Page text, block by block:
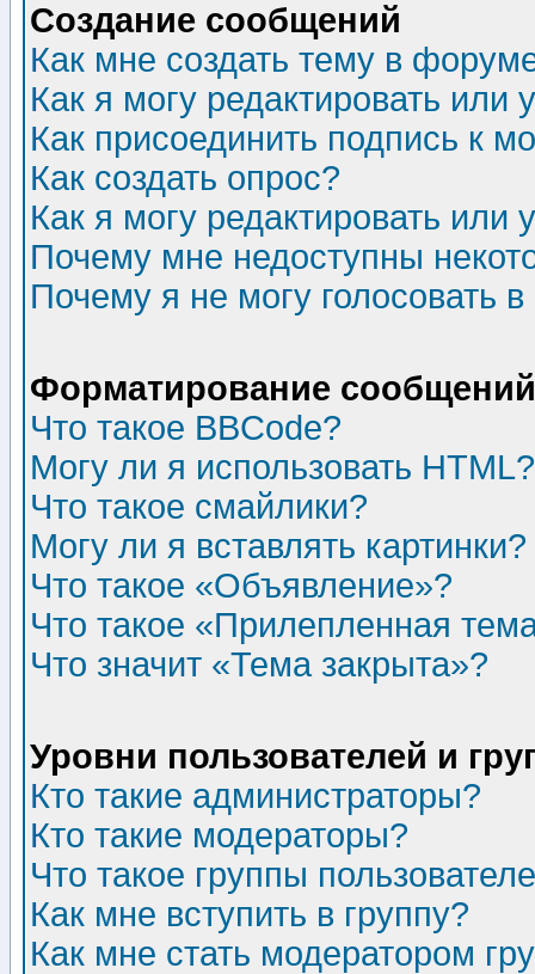
Создание сообщений
Как мне создать тему в
Как я могу редактировать или
Как присоединить подпись к
Как создать опрос?
Как я могу редактировать или
Почему мне недоступны
Почему я не могу голосовать
Форматирование
Что такое BBCode?
Могу ли я использовать HTML?
Что такое смайлики?
Могу ли я вставлять картинки?
Что такое «Объявление»?
Что такое «Прилепленная
Что значит «Тема закрыта»?
Уровни пользователей и
Кто такие администраторы?
Кто такие модераторы?
Что такое группы
Как мне вступить в группу?
Как мне стать модератором